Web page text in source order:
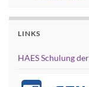
LINKS
HAES Schulung